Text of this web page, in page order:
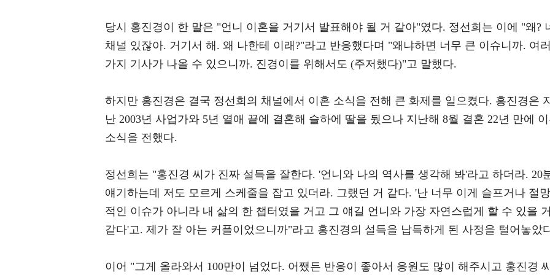
당시 홍진경이 한 말은 "언니 이혼을 거기서 발표해야 될 거 같아"였다. 정선희는 이에 "왜?
채널 있잖아. 거기서 해. 왜 나한테 이래?"라고 반응했다며 "왜냐하면 너무 큰 이슈니까. 여러
가지 기사가 나올 수 있으니까. 진경이를 위해서도 (주저했다)"고 말했다.
하지만 홍진경은 결국 정선희의 채널에서 이혼 소식을 전해 큰 화제를 일으켰다. 홍진경은 지
난 2003년 사업가와 5년 열애 끝에 결혼해 슬하에 딸을 뒀으나 지난해 8월 결혼 22년 만에
소식을 전했다.
정선희는 "홍진경 씨가 진짜 설득을 잘한다. '언니와 나의 역사를 생각해 봐'라고 하더라. 20
얘기하는데 저도 모르게 스케줄을 잡고 있더라. 그랬던 거 같다. '난 너무 이게 슬프거나 절망
적인 이슈가 아니라 내 삶의 한 챕터였을 거고 그 얘길 언니와 가장 자연스럽게 할 수 있을 거
같다'고. 제가 잘 아는 커플이었으니까"라고 홍진경의 설득을 납득하게 된 사정을 털어놓았
이어 "그게 올라와서 100만이 넘었다. 어쨌든 반응이 좋아서 응원도 많이 해주시고 홍진경 씨